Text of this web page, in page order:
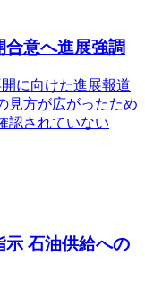
意へ進展強調
に向けた進展報道
見方が広がったため
認されていない
示 石油供給への